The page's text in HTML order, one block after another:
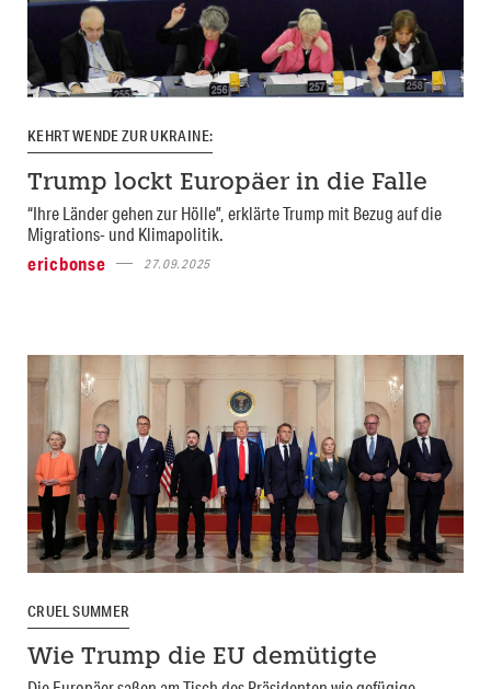
KEHRTWENDE ZUR UKRAINE:
Trump lockt Europäer in die Falle
“Ihre Länder gehen zur Hölle”, erklärte Trump mit Bezug auf die
Migrations- und Klimapolitik.
ericbonse
27.09.2025
CRUEL SUMMER
Wie Trump die EU demütigte